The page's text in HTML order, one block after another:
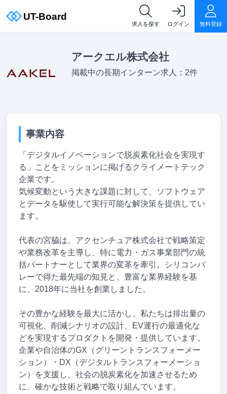
求人を探す ログイン 無料登録
アークエル株式会社
掲載中の長期インターン求人：2件
事業内容
「デジタルイノベーションで脱炭素化社会を実現す
る」ことをミッションに掲げるクライメートテック
企業です。
気候変動という大きな課題に対して、ソフトウェア
とデータを駆使して実行可能な解決策を提供してい
ます。
代表の宮脇は、アクセンチュア株式会社で戦略策定
や業務改革を主導し、特に電力・ガス事業部門の統
括パートナーとして業界の変革を牽引。シリコンバ
レーで得た最先端の知見と、豊富な業界経験を基
に、2018年に当社を創業しました。
その豊かな経験を最大に活かし、私たちは排出量の
可視化、削減シナリオの設計、EV運行の最適化な
どを実現するプロダクトを開発・提供しています。
企業や自治体のGX（グリーントランスフォーメー
ション）・DX（デジタルトランスフォーメーショ
ン）を支援し、社会の脱炭素化を加速させるため
に、確かな技術と戦略で取り組んでいます。